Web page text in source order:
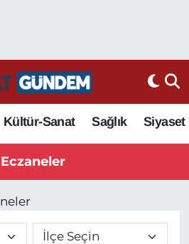
Kültür-Sanat Sağlık Siyaset